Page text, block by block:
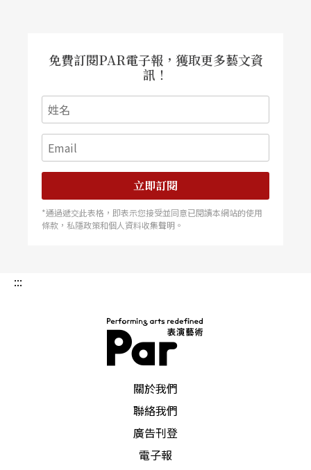
免費訂閱PAR電子報，獲取更多藝文資
訊！
立即訂閱
*通過遞交此表格，即表示您接受並同意已閱讀本網站的使用
條款，私隱政策和個人資料收集聲明。
:::
關於我們
聯絡我們
廣告刊登
電子報